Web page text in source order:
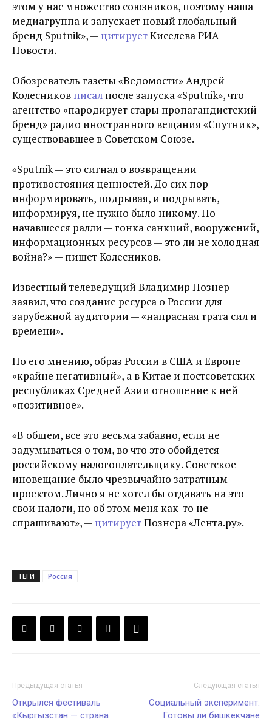
этом у нас множество союзников, поэтому наша
медиагруппа и запускает новый глобальный
бренд Sputnik», — цитируетКиселева РИА
Новости.
Обозреватель газеты «Ведомости» Андрей
Колесников писал после запуска «Sputnik», что
агентство «пародирует стары пропагандистский
бренд» радио иностранного вещания «Спутник»,
существовавшее в Советском Союзе.
«Sputnik — это сигнал о возвращении
противостояния ценностей. До сих пор
информировать, подрывая, и подрывать,
информируя, не нужно было никому. Но
начавшееся ралли — гонка санкций, вооружений,
информационных ресурсов — это ли не холодная
война?» — пишет Колесников.
Известный телеведущий Владимир Познер
заявил, что создание ресурса о России для
зарубежной аудитории — «напрасная трата сил и
времени».
По его мнению, образ России в США и Европе
«крайне негативный», а в Китае и постсоветских
республиках Средней Азии отношение к ней
«позитивное».
«В общем, все это весьма забавно, если не
задумываться о том, во что это обойдется
российскому налогоплательщику. Советское
иновещание было чрезвычайно затратным
проектом. Лично я не хотел бы отдавать на это
свои налоги, но об этом меня как-то не
спрашивают», — цитируетПознера «Лента.ру».
ТЕГИ Россия
Предыдущая статья
Открылся фестиваль
«Кыргызстан — страна
Следующая статья
Социальный эксперимент:
Готовы ли бишкекчане